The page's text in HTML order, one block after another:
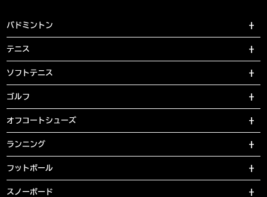
バドミントン
テニス
ソフトテニス
ゴルフ
オフコートシューズ
ランニング
フットボール
スノーボード